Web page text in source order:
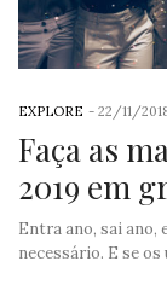
EXPLORE - 22/11/
Faça as
2019 em
Entra ano, sai ano,
necessário. E se